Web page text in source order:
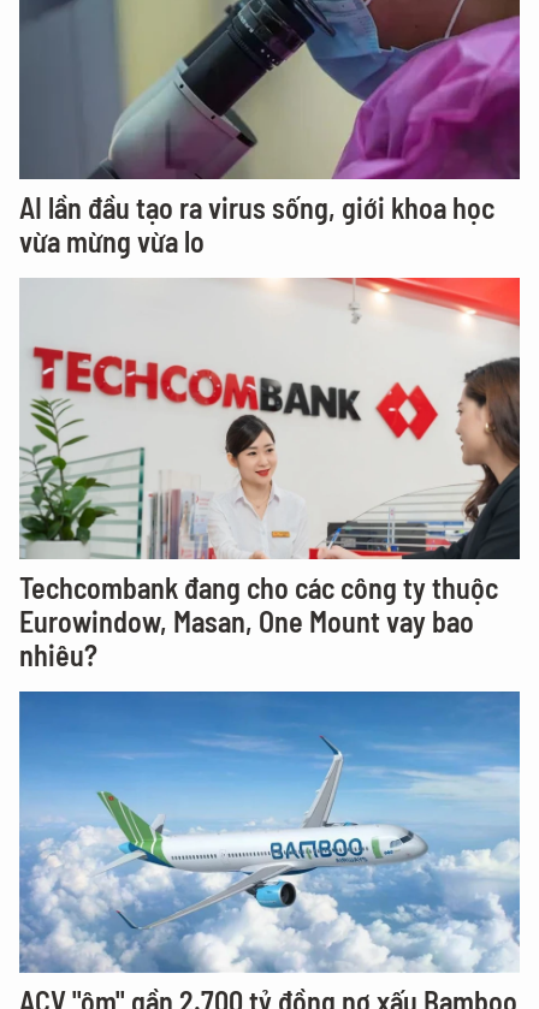
AI lần đầu tạo ra virus sống, giới khoa học
vừa mừng vừa lo
Techcombank đang cho các công ty thuộc
Eurowindow, Masan, One Mount vay bao
nhiêu?
ACV "ôm" gần 2.700 tỷ đồng nợ xấu Bamboo